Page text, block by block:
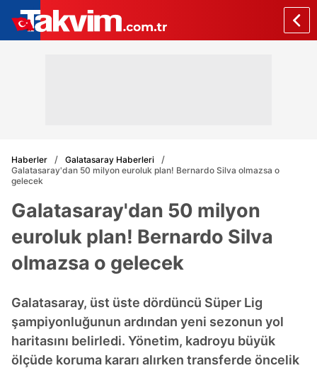
Haberler
Galatasaray Haberleri
Galatasaray'dan 50 milyon euroluk plan! Bernardo Silva olmazsa o
gelecek
Galatasaray'dan 50 milyon
euroluk plan! Bernardo Silva
olmazsa o gelecek
Galatasaray, üst üste dördüncü Süper Lig
şampiyonluğunun ardından yeni sezonun yol
haritasını belirledi. Yönetim, kadroyu büyük
ölçüde koruma kararı alırken transferde öncelik